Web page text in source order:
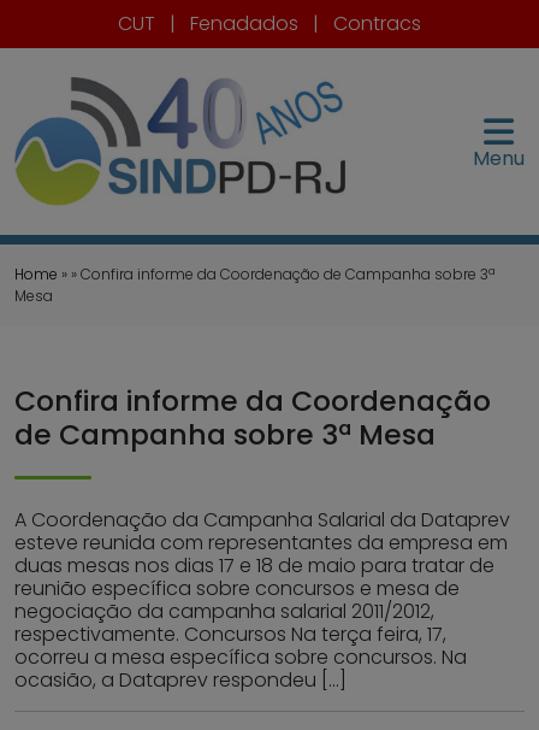
CUT | Fenadados | Contracs
Menu
Home » » Confira informe da Coordenação de Campanha sobre 3ª
Mesa
Confira informe da Coordenação
de Campanha sobre 3ª Mesa
A Coordenação da Campanha Salarial da Dataprev
esteve reunida com representantes da empresa em
duas mesas nos dias 17 e 18 de maio para tratar de
reunião específica sobre concursos e mesa de
negociação da campanha salarial 2011/2012,
respectivamente. Concursos Na terça feira, 17,
ocorreu a mesa específica sobre concursos. Na
ocasião, a Dataprev respondeu […]